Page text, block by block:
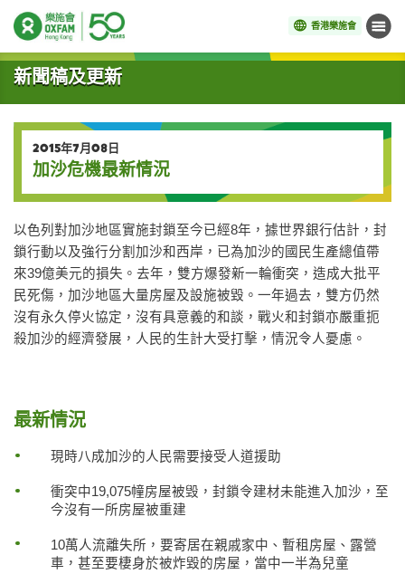
香港樂施會 目錄
開始主要內容
新聞稿及更新
2015年7月08日
加沙危機最新情況
以色列對加沙地區實施封鎖至今已經8年，據世界銀行估計，封
鎖行動以及強行分割加沙和西岸，已為加沙的國民生產總值帶
來39億美元的損失。去年，雙方爆發新一輪衝突，造成大批平
民死傷，加沙地區大量房屋及設施被毀。一年過去，雙方仍然
沒有永久停火協定，沒有具意義的和談，戰火和封鎖亦嚴重扼
殺加沙的經濟發展，人民的生計大受打擊，情況令人憂慮。
最新情況
現時八成加沙的人民需要接受人道援助
衝突中19,075幢房屋被毁，封鎖令建材未能進入加沙，至
今沒有一所房屋被重建
10萬人流離失所，要寄居在親戚家中、暫租房屋、露營
車，甚至要棲身於被炸毀的房屋，當中一半為兒童